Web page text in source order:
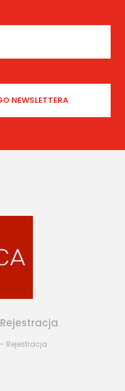
Rejestracja
- Rejestracja